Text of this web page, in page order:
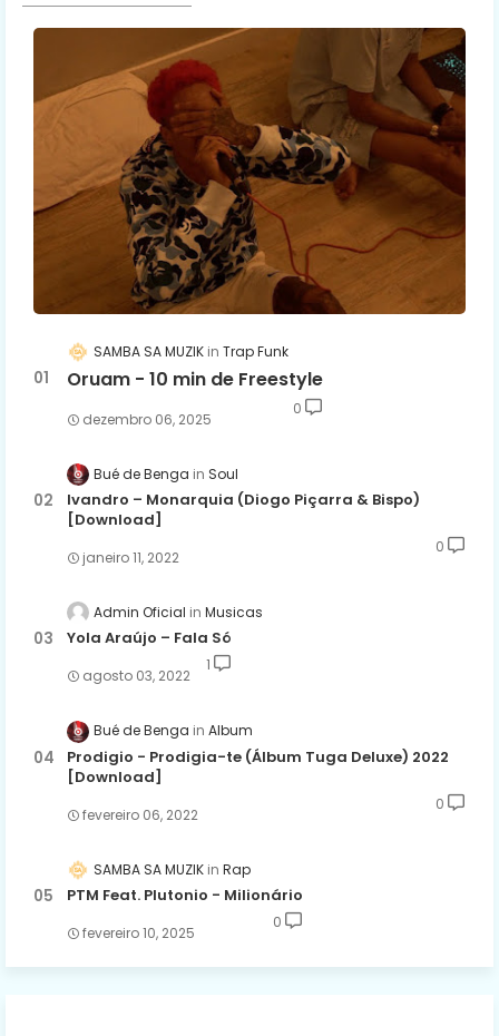
SAMBA SA MUZIK Trap Funk
Oruam - 10 min de Freestyle
dezembro 06, 2025
0
Bué de Benga Soul
Ivandro – Monarquia (Diogo Piçarra & Bispo)
[Download]
janeiro 11, 2022
0
Admin Oficial Musicas
Yola Araújo – Fala Só
agosto 03, 2022
1
Bué de Benga Album
Prodigio - Prodigia-te (Álbum Tuga Deluxe) 2022
[Download]
fevereiro 06, 2022
0
SAMBA SA MUZIK Rap
PTM Feat. Plutonio - Milionário
fevereiro 10, 2025
0